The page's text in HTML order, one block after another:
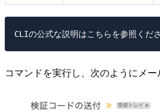
CLIの公式な説明はこちらを参照くだ
コマンドを実行し、次のようにメー